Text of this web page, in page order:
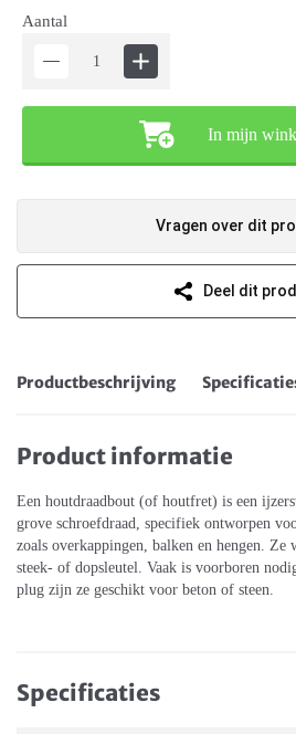
Aantal
In mijn
Vragen over dit
Deel dit
Productbeschrijving
Product informatie
Een houtdraadbout (of houtfret) is een
grove schroefdraad, specifiek ontworpen
zoals overkappingen, balken en hengen. Ze
steek- of dopsleutel. Vaak is voorboren
plug zijn ze geschikt voor beton of steen.
Specificaties